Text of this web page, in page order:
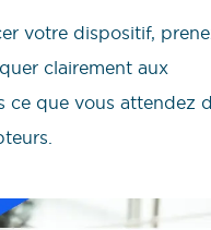
votre dispositif,
clairement aux
ce que vous attendez